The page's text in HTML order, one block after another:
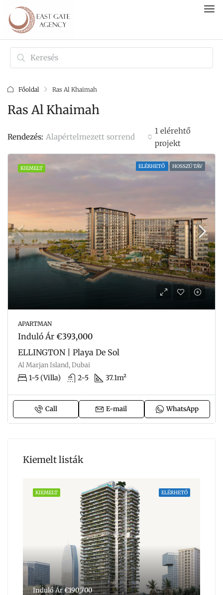
Főoldal Ras Al Khaimah
Ras Al Khaimah
1 elérehtő
projekt
Rendezés: Alapértelmezett sorrend
KIEMELT ELÉRHETŐ HOSSZÚ TÁV
APARTMAN
Induló Ár €393,000
ELLINGTON | Playa De Sol
Al Marjan Island, Dubai
1-5 (Villa) 2-5 37.1m²
Call E-mail WhatsApp
Kiemelt listák
ELÉRHETŐ
KIEMELT
Induló Ár€190,700